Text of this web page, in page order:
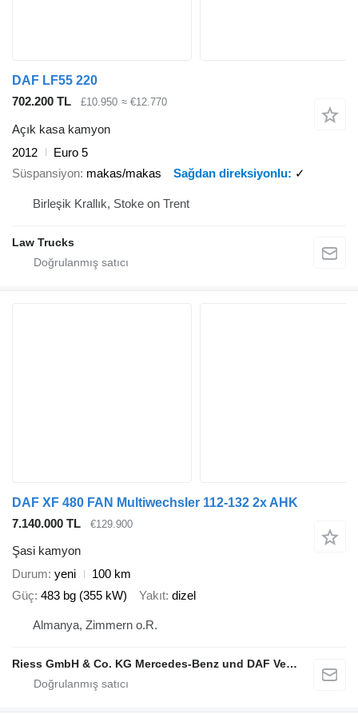
DAF LF55 220
702.200 TL
£10.950 ≈ €12.770
Açık kasa kamyon
2012
Euro 5
Süspansiyon makas/makas Sağdan direksiyonlu ✓
Birleşik Krallık, Stoke on Trent
Law Trucks
DAF XF 480 FAN Multiwechsler 112-132 2x AHK
7.140.000 TL
€129.900
Şasi kamyon
Durum yeni
100 km
Güç 483 bg (355 kW) Yakıt dizel
Almanya, Zimmern o.R.
Riess GmbH & Co. KG Mercedes-Benz und DAF Vertragspartner